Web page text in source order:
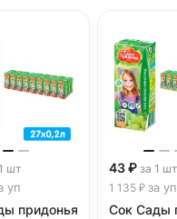
шт
уп
придонья
43 ₽ за 1 шт
1 135 ₽ за уп
Сок Сады